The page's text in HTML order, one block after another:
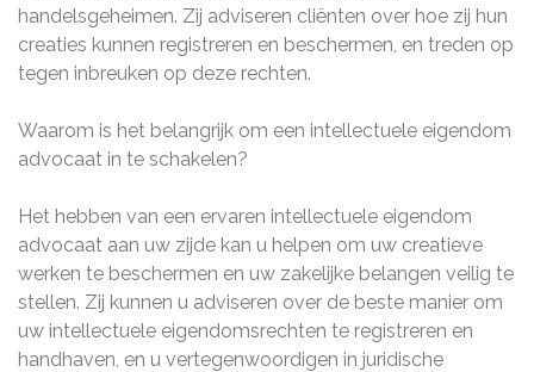
handelsgeheimen. Zij adviseren cliënten over hoe zij hun
creaties kunnen registreren en beschermen, en treden op
tegen inbreuken op deze rechten.
Waarom is het belangrijk om een intellectuele eigendom
advocaat in te schakelen?
Het hebben van een ervaren intellectuele eigendom
advocaat aan uw zijde kan u helpen om uw creatieve
werken te beschermen en uw zakelijke belangen veilig te
stellen. Zij kunnen u adviseren over de beste manier om
uw intellectuele eigendomsrechten te registreren en
handhaven, en u vertegenwoordigen in juridische